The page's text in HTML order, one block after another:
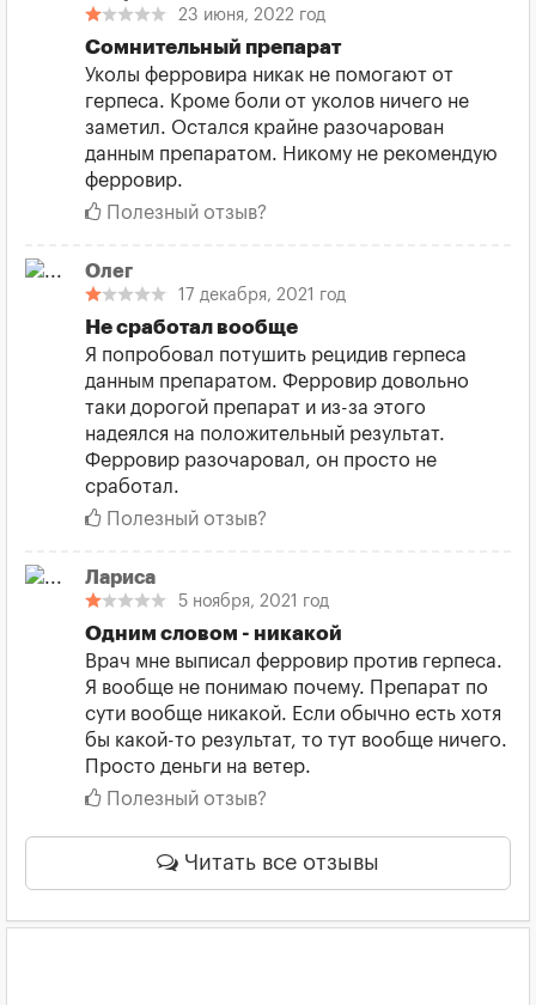
23 июня, 2022 год
Сомнительный препарат
Уколы ферровира никак не помогают от
герпеса. Кроме боли от уколов ничего не
заметил. Остался крайне разочарован
данным препаратом. Никому не рекомендую
ферровир.
Полезный отзыв?
Олег
17 декабря, 2021 год
Не сработал вообще
Я попробовал потушить рецидив герпеса
данным препаратом. Ферровир довольно
таки дорогой препарат и из-за этого
надеялся на положительный результат.
Ферровир разочаровал, он просто не
сработал.
Полезный отзыв?
Лариса
5 ноября, 2021 год
Одним словом - никакой
Врач мне выписал ферровир против герпеса.
Я вообще не понимаю почему. Препарат по
сути вообще никакой. Если обычно есть хотя
бы какой-то результат, то тут вообще ничего.
Просто деньги на ветер.
Полезный отзыв?
Читать все отзывы